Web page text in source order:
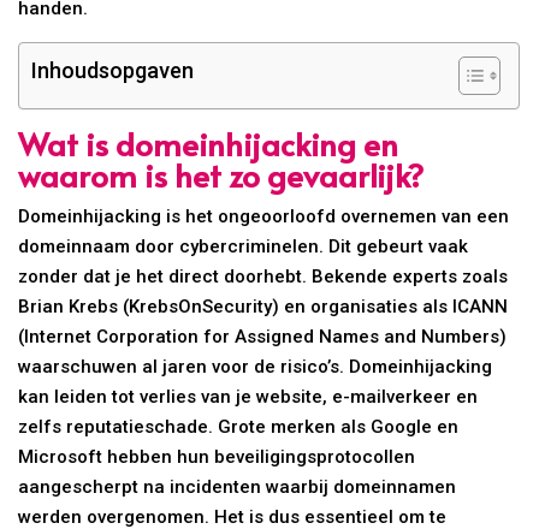
handen.
Inhoudsopgaven
Wat is domeinhijacking en
waarom is het zo gevaarlijk?
Domeinhijacking is het ongeoorloofd overnemen van een
domeinnaam door cybercriminelen. Dit gebeurt vaak
zonder dat je het direct doorhebt. Bekende experts zoals
Brian Krebs (KrebsOnSecurity) en organisaties als ICANN
(Internet Corporation for Assigned Names and Numbers)
waarschuwen al jaren voor de risico’s. Domeinhijacking
kan leiden tot verlies van je website, e-mailverkeer en
zelfs reputatieschade. Grote merken als Google en
Microsoft hebben hun beveiligingsprotocollen
aangescherpt na incidenten waarbij domeinnamen
werden overgenomen. Het is dus essentieel om te